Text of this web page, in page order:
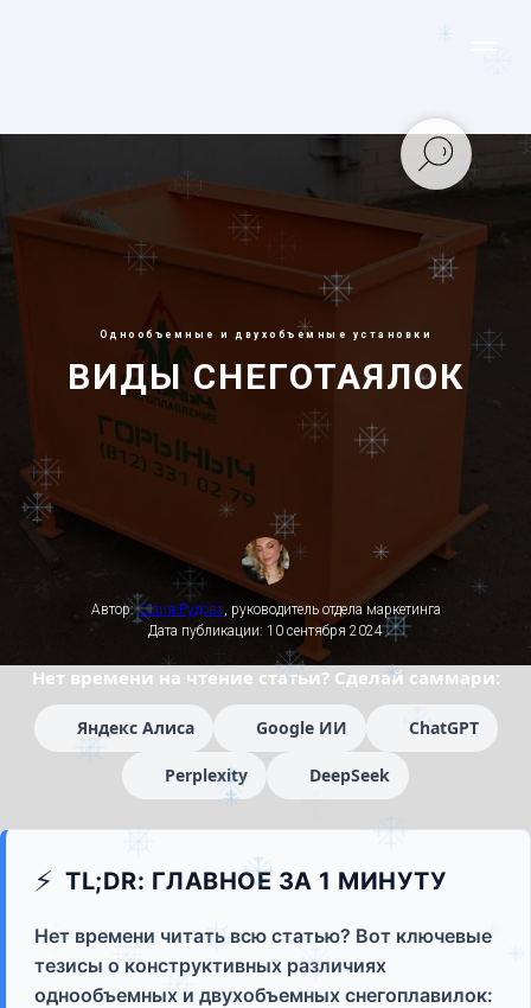
Однообъемные и двухобъемные установки
ВИДЫ СНЕГОТАЯЛОК
Автор:Юлия Рудова, руководитель отдела маркетинга
Дата публикации: 10 сентября 2024
Нет времени на чтение статьи? Сделай саммари:
Яндекс Алиса Google ИИ ChatGPT
Perplexity DeepSeek
⚡ TL;DR: ГЛАВНОЕ ЗА 1 МИНУТУ
Нет времени читать всю статью? Вот ключевые
тезисы о конструктивных различиях
однообъемных и двухобъемных снегоплавилок: